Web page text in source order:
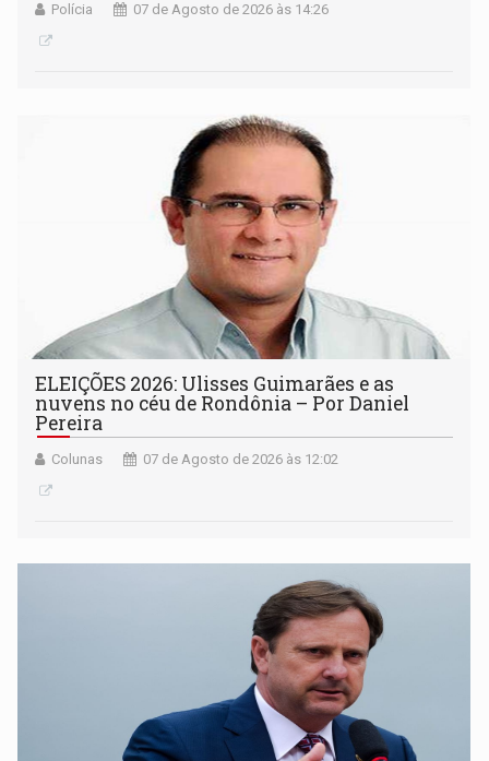
Polícia 07 de Agosto de 2026 às 14:26
ELEIÇÕES 2026: Ulisses Guimarães e as
nuvens no céu de Rondônia – Por Daniel
Pereira
Colunas 07 de Agosto de 2026 às 12:02